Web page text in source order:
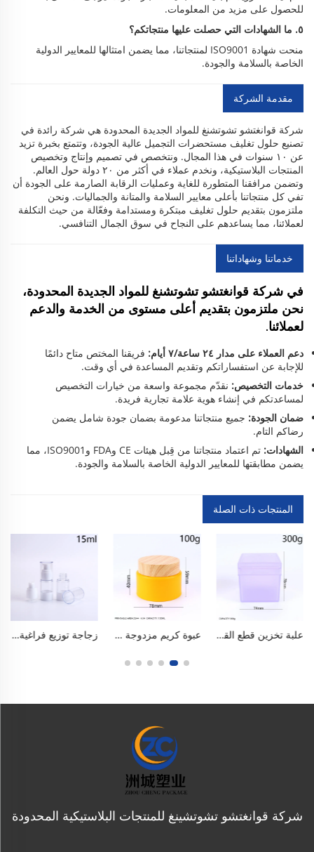
للحصول على مزيد من المعلومات.
٥. ما الشهادات التي حصلت عليها منتجاتكم؟
منحت شهادة ISO9001 لمنتجاتنا، مما يضمن امتثالها للمعايير الدولية
الخاصة بالسلامة والجودة.
مقدمة الشركة
شركة قوانغتشو تشوتشنغ للمواد الجديدة المحدودة هي شركة رائدة في
تصنيع حلول تغليف مستحضرات التجميل عالية الجودة، وتتمتع بخبرة تزيد
عن ١٠ سنوات في هذا المجال. ونتخصص في تصميم وإنتاج وتخصيص
المنتجات البلاستيكية، ونخدم عملاء في أكثر من ٢٠ دولة حول العالم.
وتضمن مرافقنا المتطورة للغاية وعمليات الرقابة الصارمة على الجودة أن
تفي كل منتجاتنا بأعلى معايير السلامة والمتانة والجماليات. ونحن
ملتزمون بتقديم حلول تغليف مبتكرة ومستدامة وفعّالة من حيث التكلفة
لعملائنا، مما يساعدهم على النجاح في سوق الجمال التنافسي.
خدماتنا وشهاداتنا
في شركة قوانغتشو تشوتشنغ للمواد الجديدة المحدودة،
نحن ملتزمون بتقديم أعلى مستوى من الخدمة والدعم
لعملائنا.
دعم العملاء على مدار ٢٤ ساعة/٧ أيام:
فريقنا المختص متاح دائمًا
للإجابة عن استفساراتكم وتقديم المساعدة في أي وقت.
خدمات التخصيص: نقدّم مجموعة واسعة من خيارات التخصيص
لمساعدتكم في إنشاء هوية علامة تجارية فريدة.
ضمان الجودة: جميع منتجاتنا مدعومة بضمان جودة شامل يضمن
رضاكم التام.
الشهادات:
تم اعتماد منتجاتنا من قِبل هيئات CE وFDA وISO9001، مما
يضمن مطابقتها للمعايير الدولية الخاصة بالسلامة والجودة.
المنتجات ذات الصلة
علبة تخزين قطع القطن المربعة ذات الغطاء القابل للطي سعة ١٠ أونصة / ٣٠٠ مل، مصنوعة من بلاستيك البولي بروبيلين الآمن للاستخدام مع الأغذية وخالي من مادة البيسفينول أ (BPA)، منظم ذو طبقتين محكم الإغلاق ومزود بطقم داخلي، وصينية قابلة للفصل وملاقط مدمجة. مقاومة للغبار والرطوبة والانكسار، وتفصل بين المواد الرطبة والجافة، بلون أبيض مطفّى وشفاف. عبوة كريم مزدوجة الطبقات من البولي بروبلين سعة ١٠٠ مل / ٣ أونصة، على غرار تصميم تاتشا، مُغشّاة بلون ضبابي، ذات فتحة واسعة للكريمات الوجهية وكريمات توحيد اللون والأقنعة والمقشرات. بألوان الماكرون، خالية من مادة البيسفينول أ (BPA)، آمنة للاستخدام الغذائي، محكمة الإغلاق ومنع التسرب مع سدادة داخلية. قابلة لإعادة الاستخدام، متينة وسهلة الحمل، مناسبة لمنتجات العناية بالبشرة ومستحضرات التجميل. زجاجة توزيع فراغية سعة ١٥ مل / ٠٫٥ أونصة، مصنوعة من مادة البولي بروبيلين (PP) الغذائية الخالية من مادة البيسفينول أ (BPA)، فارغة للاستخدام في مستحضرات التجميل أثناء السفر. بتصميم ضغط فراغي، محكمة الإغلاق ومنع التسرب، ومضادة للأكسدة وانعكاس التدفق. جسم شفاف وغطاء واقٍ من الغبار. مدمجة وسهلة الحمل، تحكم دقيق في الجرعة، قابلة لإعادة الاستخدام ومتينة.
شركة قوانغتشو تشوتشينغ للمنتجات البلاستيكية المحدودة